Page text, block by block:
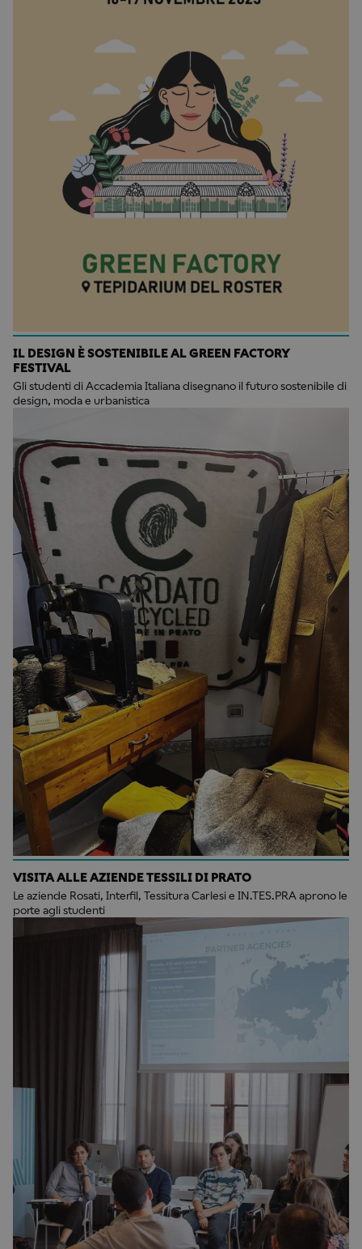
IL DESIGN È SOSTENIBILE AL GREEN FACTORY
FESTIVAL
Gli studenti di Accademia Italiana disegnano il futuro sostenibile di
design, moda e urbanistica
VISITA ALLE AZIENDE TESSILI DI PRATO
Le aziende Rosati, Interfil, Tessitura Carlesi e IN.TES.PRA aprono le
porte agli studenti